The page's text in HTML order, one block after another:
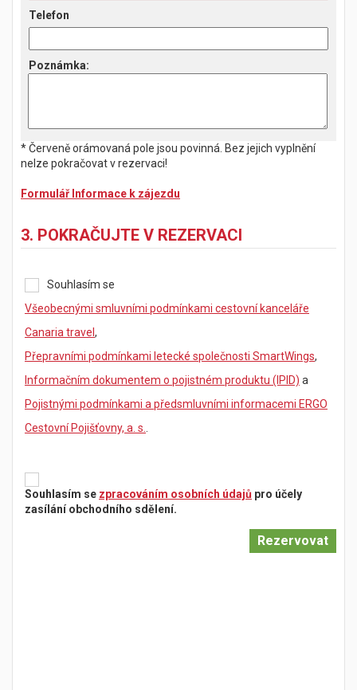
Telefon
Poznámka:
* Červeně orámovaná pole jsou povinná. Bez jejich vyplnění
nelze pokračovat v rezervaci!
Formulář Informace k zájezdu
3. POKRAČUJTE V REZERVACI
Souhlasím se
Všeobecnými smluvními podmínkami cestovní kanceláře
Canaria travel ,
Přepravními podmínkami letecké společnosti SmartWings,
Informačním dokumentem o pojistném produktu (IPID) a
Pojistnými podmínkami a předsmluvními informacemi ERGO
Cestovní Pojišťovny, a. s.
Souhlasím se zpracováním osobních údajů pro účely
zasílání obchodního sdělení.